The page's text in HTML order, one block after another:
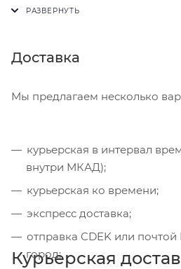
чек.
Доставка
Мы предлагаем несколько
курьерская в интервал
внутри МКАД);
курьерская ко времени;
экспресс доставка;
отправка CDEK или
город;
Курьерская